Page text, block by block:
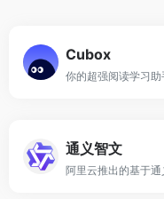
Cubox
你的超强阅读学习助
通义智文
阿里云推出的基于通